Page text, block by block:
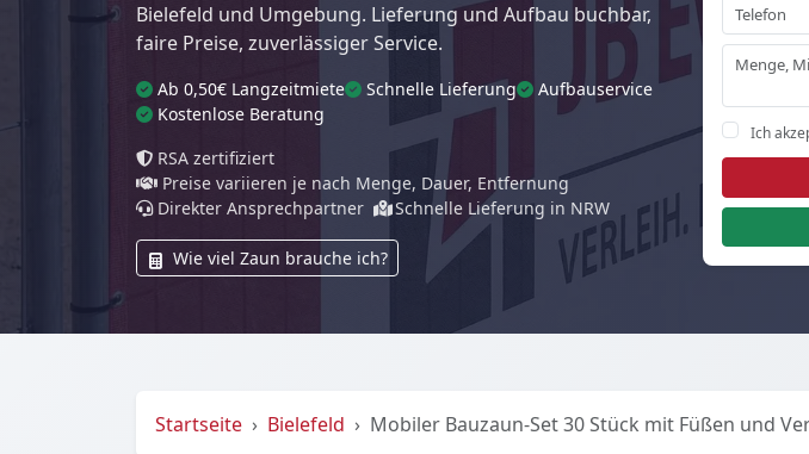
Bielefeld und Umgebung. Lieferung und Aufbau buchbar,
faire Preise, zuverlässiger Service.
Ab 0,50€ Langzeitmiete Schnelle Lieferung
Aufbauservice
Kostenlose Beratung
RSA zertifiziert
Preise variieren je nach Menge, Dauer, Entfernung
Direkter Ansprechpartner
Schnelle Lieferung in NRW
Wie viel Zaun brauche ich?
Ich
Startseite Bielefeld Mobiler Bauzaun-Set 30 Stück mit Füßen und